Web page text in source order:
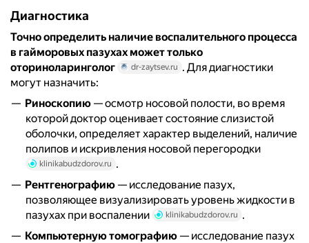
Диагностика
Точно определить наличие воспалительного процесса
в гайморовых пазухах может только
оториноларинголог
dr-zaytsev.ru . Для диагностики
могут назначить:
Риноскопию — осмотр носовой полости, во время
которой доктор оценивает состояние слизистой
оболочки, определяет характер выделений, наличие
полипов и искривления носовой перегородки
klinikabudzdorov.ru .
Рентгенографию — исследование пазух,
позволяющее визуализировать уровень жидкости в
пазухах при воспалении
klinikabudzdorov.ru .
Компьютерную томографию — исследование пазух